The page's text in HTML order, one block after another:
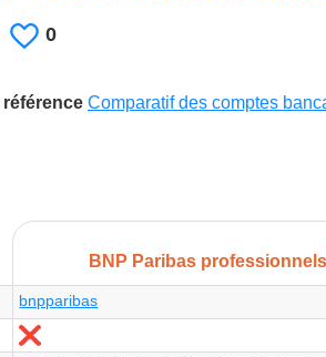
Favori J'aime
0
Comparatif des comptes
BNP Paribas professionnels
bnpparibas
Non